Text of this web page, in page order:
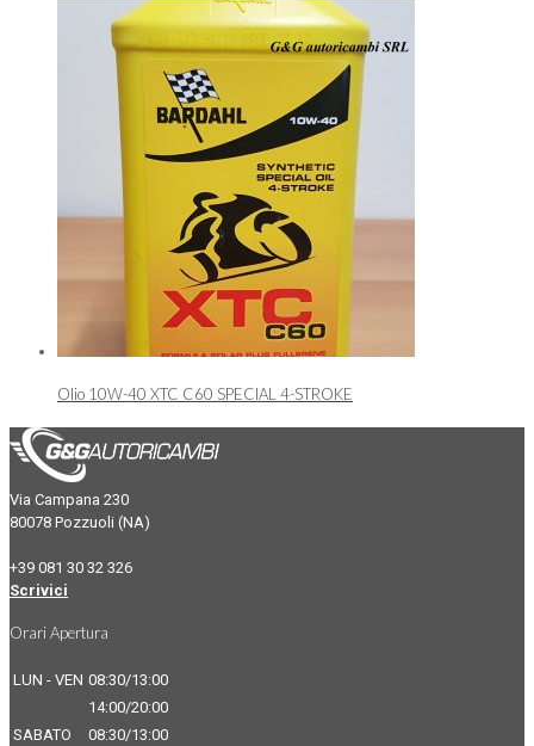
Olio 10W-40 XTC C60 SPECIAL 4-STROKE
Via Campana 230
80078 Pozzuoli (NA)
+39 081 30 32 326
Scrivici
Orari Apertura
LUN - VEN 08:30/13:00
14:00/20:00
SABATO
08:30/13:00